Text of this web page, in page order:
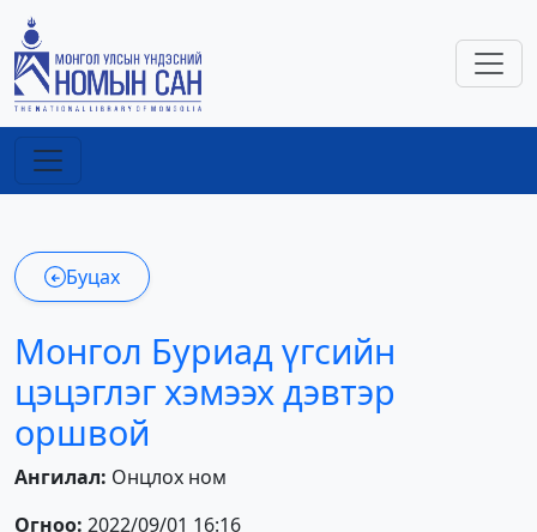
Буцах
Монгол Буриад үгсийн
цэцэглэг хэмээх дэвтэр
оршвой
Ангилал: Онцлох ном
Огноо: 2022/09/01 16:16